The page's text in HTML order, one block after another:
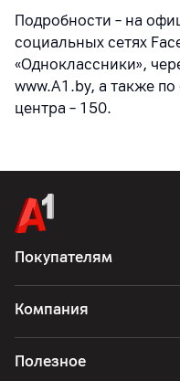
Подробности – на
социальных сетях
«Одноклассники»,
www.A1.by, а также
центра – 150.
Покупателям
Компания
Полезное